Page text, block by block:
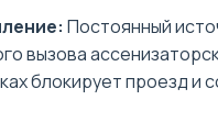
Постоянный
вызова
блокирует проезд и